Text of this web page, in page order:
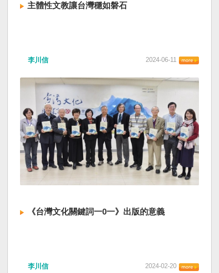
主體性文教讓台灣穩如磐石
李川信 2024-06-11
《台灣文化關鍵詞一0一》出版的意義
李川信 2024-02-20